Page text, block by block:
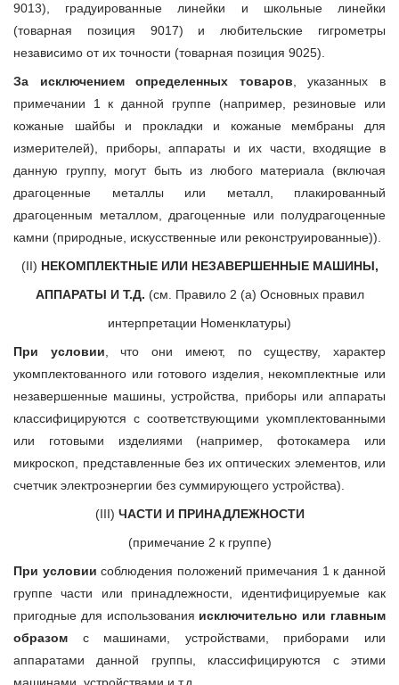
9013), градуированные линейки и школьные линейки
(товарная позиция 9017) и любительские гигрометры
независимо от их точности (товарная позиция 9025).
За исключением определенных товаров , указанных в
примечании 1 к данной группе (например, резиновые или
кожаные шайбы и прокладки и кожаные мембраны для
измерителей), приборы, аппараты и их части, входящие в
данную группу, могут быть из любого материала (включая
драгоценные металлы или металл, плакированный
драгоценным металлом, драгоценные или полудрагоценные
камни (природные, искусственные или реконструированные)).
(II) НЕКОМПЛЕКТНЫЕ ИЛИ НЕЗАВЕРШЕННЫЕ МАШИНЫ,
АППАРАТЫ И Т.Д. (см. Правило 2 (а) Основных правил
интерпретации Номенклатуры)
При условии , что они имеют, по существу, характер
укомплектованного или готового изделия, некомплектные или
незавершенные машины, устройства, приборы или аппараты
классифицируются с соответствующими укомплектованными
или готовыми изделиями (например, фотокамера или
микроскоп, представленные без их оптических элементов, или
счетчик электроэнергии без суммирующего устройства).
(III) ЧАСТИ И ПРИНАДЛЕЖНОСТИ
(примечание 2 к группе)
При условии соблюдения положений примечания 1 к данной
группе части или принадлежности, идентифицируемые как
пригодные для использования исключительно или главным
образом с машинами, устройствами, приборами или
аппаратами данной группы, классифицируются с этими